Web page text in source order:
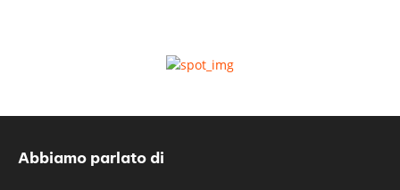
Abbiamo parlato di